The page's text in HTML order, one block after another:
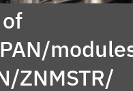
ZNMSTR/